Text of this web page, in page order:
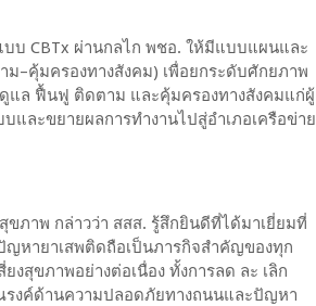
บ CBTx ผ่านกลไก พชอ. ให้มีแบบแผนและ
–คุ้มครองทางสังคม) เพื่อยกระดับศักยภาพ
แล ฟื้นฟู ติดตาม และคุ้มครองทางสังคมแก่ผู้
ละขยายผลการทำงานไปสู่อำเภอเครือข่าย
ขภาพ กล่าวว่า สสส. รู้สึกยินดีที่ได้มาเยี่ยมที่
ญหายาเสพติดถือเป็นภารกิจสำคัญของทุก
สุขภาพอย่างต่อเนื่อง ทั้งการลด ละ เลิก
รงค์ด้านความปลอดภัยทางถนนและปัญหา